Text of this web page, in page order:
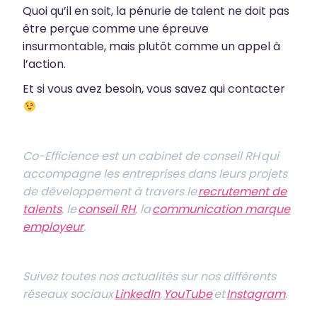
Quoi qu’il en soit, la pénurie de talent ne doit pas
être perçue comme une épreuve
insurmontable, mais plutôt comme un appel à
l’action.
Et si vous avez besoin, vous savez qui contacter
Co-Efficience est un cabinet de conseil RH qui
accompagne les entreprises dans leurs projets
de développement à travers lerecrutement de
talents, leconseil RH, lacommunication marque
employeur.
Suivez toutes nos actualités sur nos différents
réseaux sociauxLinkedIn, YouTubeetInstagram.